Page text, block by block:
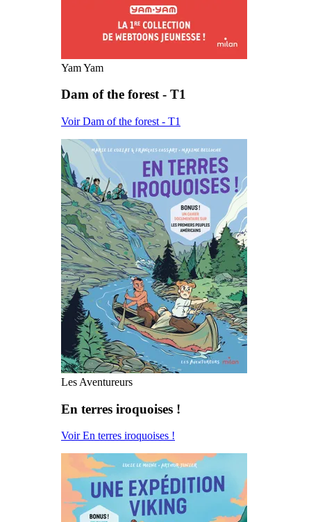
Yam Yam
Dam of the forest - T1
Voir Dam of the forest - T1
Les Aventureurs
En terres iroquoises !
Voir En terres iroquoises !